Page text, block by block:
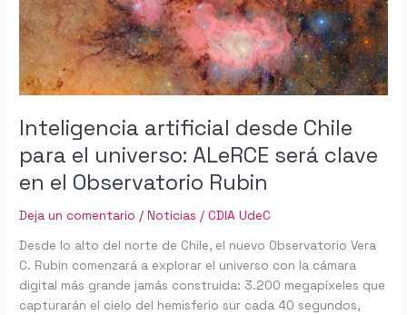
Inteligencia artificial desde Chile
para el universo: ALeRCE será clave
en el Observatorio Rubin
Deja un comentario /Noticias /CDIA UdeC
Desde lo alto del norte de Chile, el nuevo Observatorio Vera
C. Rubin comenzará a explorar el universo con la cámara
digital más grande jamás construida: 3.200 megapíxeles que
capturarán el cielo del hemisferio sur cada 40 segundos,
universo:
ALeRCE
será
clave
en
el
Observatorio
Rubin